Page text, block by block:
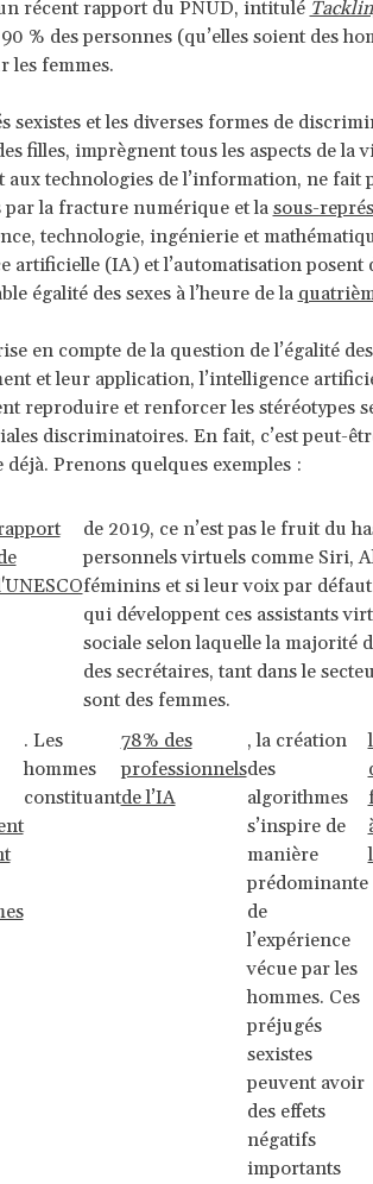
récent rapport du PNUD, intitulé
% des personnes (qu’elles soient des
les femmes.
sexistes et les diverses formes de
filles, imprègnent tous les aspects de la
aux technologies de l’information, ne fait
par la fracture numérique et la sous-
technologie, ingénierie et
artificielle (IA) et l’automatisation
égalité des sexes à l’heure de la
en compte de la question de l’égalité
et leur application, l’intelligence
reproduire et renforcer les stéréotypes
discriminatoires. En fait, c’est peut-
déjà. Prenons quelques exemples :
de 2019, ce n’est pas le fruit du
personnels virtuels comme Siri,
féminins et si leur voix par
qui développent ces assistants
sociale selon laquelle la majorité
des secrétaires, tant dans le
sont des femmes.
. Les
hommes
constituant
78% des
professionnels
de l’IA
, la création
des
algorithmes
s’inspire de
manière
prédominante
de
l’expérience
vécue par les
hommes. Ces
préjugés
sexistes
peuvent avoir
des effets
négatifs
importants